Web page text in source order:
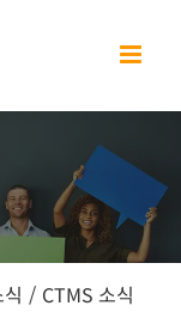
/ CTMS 소식